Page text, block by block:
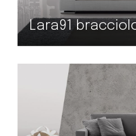
Lara91